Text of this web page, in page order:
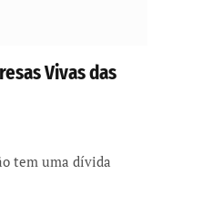
Vivas das
tem uma dívida